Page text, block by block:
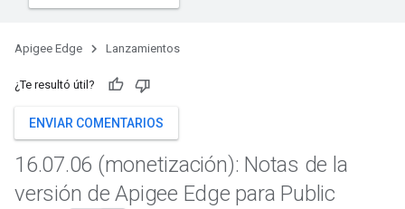
Apigee Edge Lanzamientos
¿Te resultó útil?
ENVIAR COMENTARIOS
16.07.06 (monetización): Notas de la
versión de Apigee Edge para Public